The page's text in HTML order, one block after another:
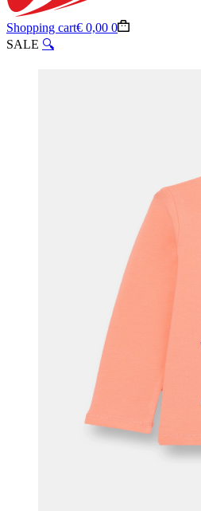
Shopping cart€ 0,00 0
SALE 🔍